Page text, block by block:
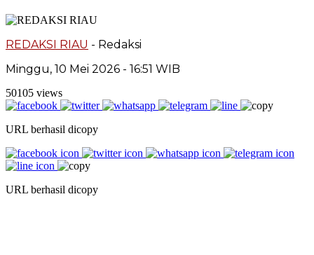
REDAKSI RIAU - Redaksi
Minggu, 10 Mei 2026 - 16:51 WIB
50105 views
URL berhasil dicopy
URL berhasil dicopy